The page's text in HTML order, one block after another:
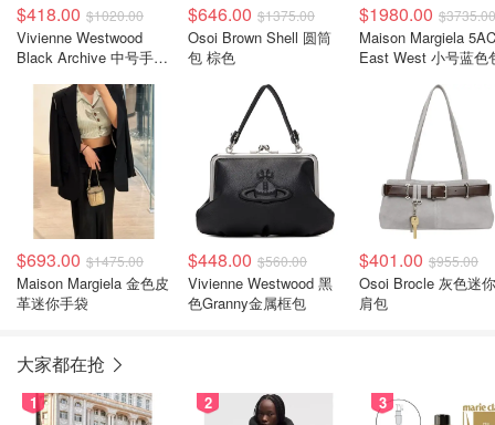
$418.00 $1020.00
Vivienne Westwood
Black Archive 中号手提
$646.00 $1375.00
Osoi Brown Shell 圆筒
包 棕色
$1980.00 $3735.00
Maison Margiela 5AC
East West 小号蓝色
$693.00 $1475.00
Maison Margiela 金色皮
革迷你手袋
$448.00 $560.00
Vivienne Westwood 黑
色Granny金属框包
$401.00 $955.00
Osoi Brocle 灰色迷你单
肩包
大家都在抢
1 2 3